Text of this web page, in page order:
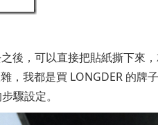
後，可以直接把貼紙撕下來
，我都是買 LONGDER 的牌
驟設定。